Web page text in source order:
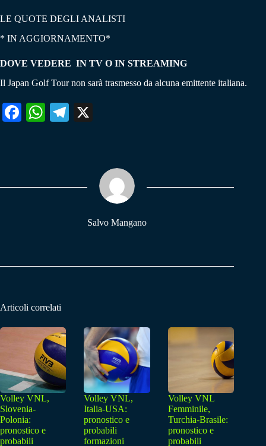
LE QUOTE DEGLI ANALISTI
* IN AGGIORNAMENTO*
DOVE VEDERE IN TV O IN STREAMING
Il Japan Golf Tour non sarà trasmesso da alcuna emittente italiana.
Fa W
pp
Te
m
Salvo Mangano
Articoli correlati
Volley VNL,
Slovenia-
Polonia:
pronostico e
probabili
Volley VNL,
Italia-USA:
pronostico e
probabili
formazioni
Volley VNL
Femminile,
Turchia-Brasile:
pronostico e
probabili